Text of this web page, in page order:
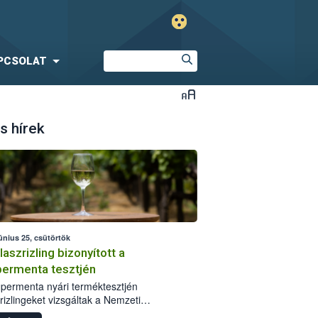
hírek
25, csütörtök
bizonyított a
tesztjén
nyári terméktesztjén
vizsgáltak a Nemzeti
biztonsági Hivatal (Nébih)